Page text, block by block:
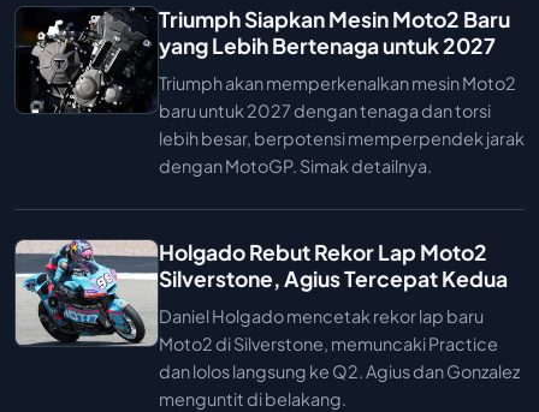
Triumph Siapkan Mesin Moto2 Baru
yang Lebih Bertenaga untuk 2027
Triumph akan memperkenalkan mesin Moto2
baru untuk 2027 dengan tenaga dan torsi
lebih besar, berpotensi memperpendek jarak
dengan MotoGP. Simak detailnya.
Holgado Rebut Rekor Lap Moto2
Silverstone, Agius Tercepat Kedua
Daniel Holgado mencetak rekor lap baru
Moto2 di Silverstone, memuncaki Practice
dan lolos langsung ke Q2. Agius dan Gonzalez
menguntit di belakang.